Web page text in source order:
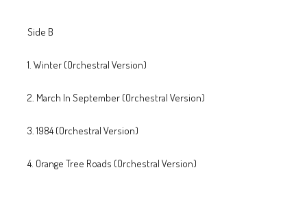
Side B
1. Winter (Orchestral Version)
2. March In September (Orchestral Version)
3. 1984 (Orchestral Version)
4. Orange Tree Roads (Orchestral Version)